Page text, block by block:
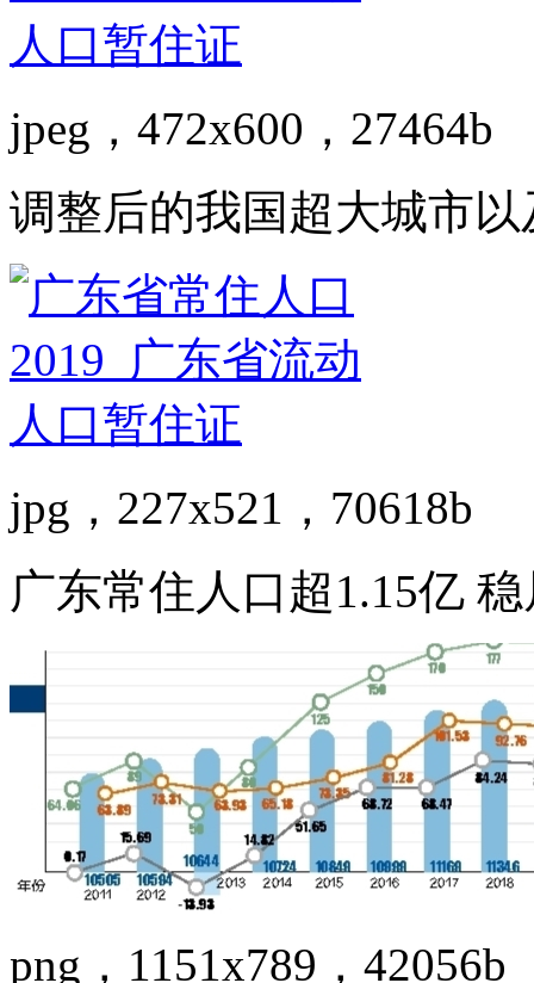
jpeg，472x600，27464b
调整后的我国超大城市
jpg，227x521，70618b
广东常住人口超1.15亿
png，1151x789，42056b